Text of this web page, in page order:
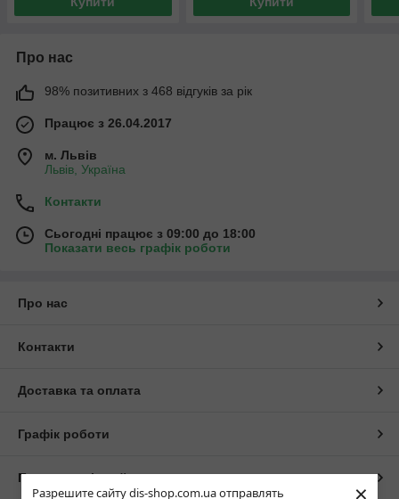
Разрешите сайту dis-shop.com.ua отправлять
Про нас
98% позитивних з 468 відгуків за рік
Працює з 26.04.2017
м. Львів
Львів, Україна
Контакти
Сьогодні працює з 09:00 до 18:00
Показати весь графік роботи
Про нас
Контакти
Доставка та оплата
Графік роботи
Повна версія сайту